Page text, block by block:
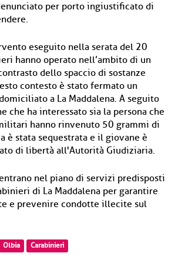
per porto ingiustificato di
eseguito nella serata del 20
hanno operato nell’ambito di un
dello spaccio di sostanze
contesto è stato fermato un
a La Maddalena. A seguito
che ha interessato sia la persona che
hanno rinvenuto 50 grammi di
è stata sequestrata e il giovane è
di libertà all'Autorità Giudiziaria.
nel piano di servizi predisposti
di La Maddalena per garantire
e prevenire condotte illecite sul
Olbia Carabinieri